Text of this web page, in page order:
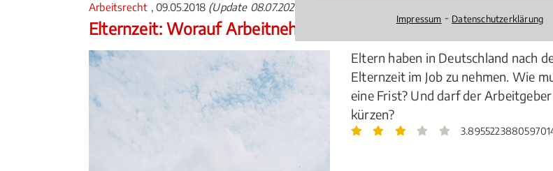
Arbeitsrecht , 09.05.2018 (Update 08.07.2026)
Elternzeit: Worauf Arbeitnehmer achten müssen!
Eltern haben in Deutschland nach
Elternzeit im Job zu nehmen. Wie
eine Frist? Und darf der
kürzen?
Impressum ⁃ Datenschutzerklärung